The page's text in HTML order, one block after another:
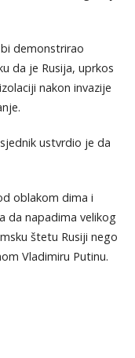
demonstrirao
da je Rusija, uprkos
nakon invazije
ustvrdio je da
oblakom dima i
da napadima velikog
štetu Rusiji nego
Vladimiru Putinu.